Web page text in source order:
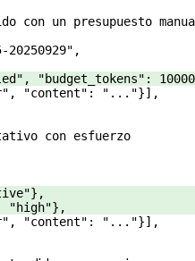
con un presupuesto
,
, "budget_tokens" : 10000
, "content" : "..."}],
con esfuerzo
},
"high"},
, "content" : "..."}],